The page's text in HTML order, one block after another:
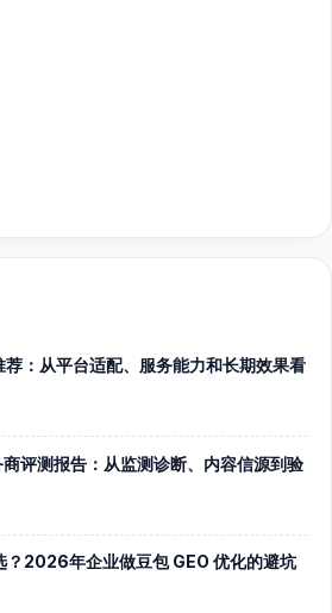
：从平台适配、服务能力和长期效果看
评测报告：从监测诊断、内容信源到验
？2026年企业做豆包 GEO 优化的避坑